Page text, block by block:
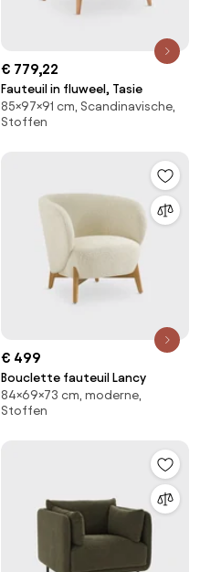
€ 779,22
Fauteuil in fluweel, Tasie
85×97×91 cm, Scandinavische,
Stoffen
€ 499
Bouclette fauteuil Lancy
84×69×73 cm, moderne,
Stoffen